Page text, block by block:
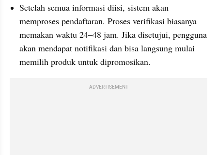
Setelah semua informasi diisi, sistem akan
memproses pendaftaran. Proses verifikasi biasanya
memakan waktu 24–48 jam. Jika disetujui, pengguna
akan mendapat notifikasi dan bisa langsung mulai
memilih produk untuk dipromosikan.
ADVERTISEMENT